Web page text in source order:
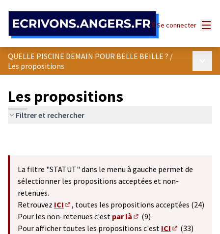
Se connecter
QUELLE PISCINE DEMAIN POUR BELLE BEILLE ? /
Les propositions
Les propositions
Filtrer et rechercher
La filtre "STATUT" dans le menu à gauche permet de
sélectionner les propositions acceptées et non-
retenues.
Retrouvez ICI
(S'ouvre dans un nouvel onglet)
, toutes les propositions acceptées (24)
Pour les non-retenues c'est par là
(S'ouvre dans un nouvel
(9)
Pour afficher toutes les propositions c'est ICI
(33)